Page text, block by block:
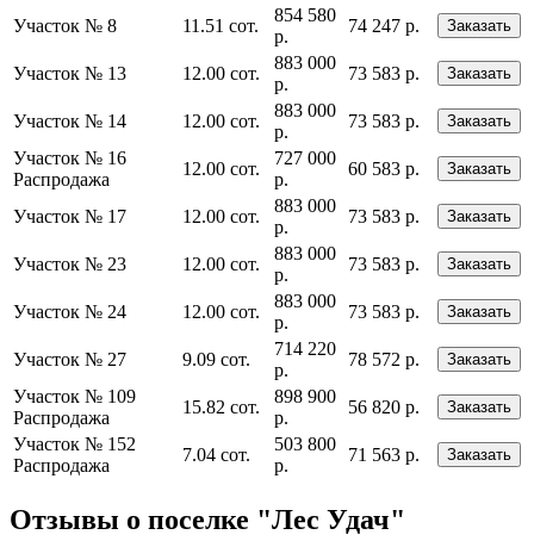
Участок № 8 11.51 сот.
854 580
р.
74 247 р. Заказать
Участок № 13 12.00 сот.
883 000
р.
73 583 р. Заказать
Участок № 14 12.00 сот.
883 000
р.
73 583 р. Заказать
Участок № 16
Распродажа
12.00 сот.
727 000
р.
60 583 р. Заказать
Участок № 17 12.00 сот.
883 000
р.
73 583 р. Заказать
Участок № 23 12.00 сот.
883 000
р.
73 583 р. Заказать
Участок № 24 12.00 сот.
883 000
р.
73 583 р. Заказать
Участок № 27 9.09 сот.
714 220
р.
78 572 р. Заказать
Участок № 109
Распродажа
15.82 сот.
898 900
р.
56 820 р. Заказать
Участок № 152
Распродажа
7.04 сот.
503 800
р.
71 563 р. Заказать
Отзывы о поселке "Лес Удач"